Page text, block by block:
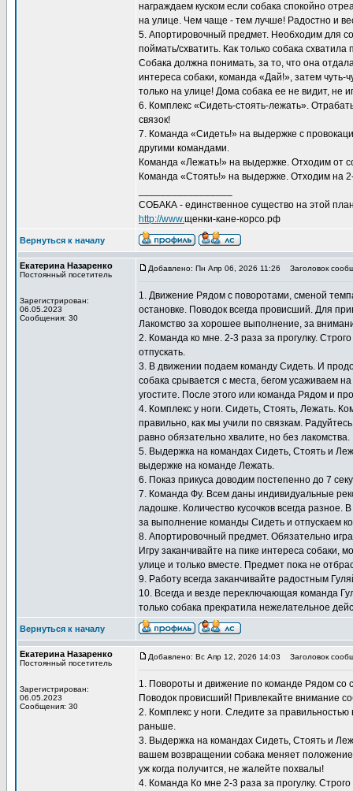
награждаем куском если собака спокойно
на улице. Чем чаще - тем лучше! Радостно и
5. Апортировочный предмет. Необходим для
поймать/схватить. Как только собака
Собака должна понимать, за то, что она
интереса собаки, команда «Дай!», затем
только на улице! Дома собака ее не видит, не
6. Комплекс «Сидеть-стоять-лежать».
связок!
7. Команда «Сидеть!» на выдержке с
другими командами.
Команда «Лежать!» на выдержке. Отходим от
Команда «Стоять!» на выдержке. Отходим на
СОБАКА - единственное существо на этой
http://www.щенки-кане-корсо.рф
Вернуться к началу
Екатерина Назаренко
Постоянный посетитель
Зарегистрирован:
06.05.2023
Сообщения: 30
Добавлено: Пн Апр 06, 2026 11:26 Заголовок
1. Движение Рядом с поворотами, сменой
остановке. Поводок всегда провисший. Для
Лакомство за хорошее выполнение, за
2. Команда ко мне. 2-3 раза за прогулку.
отпускать.
3. В движении подаем команду Сидеть. И
собака срывается с места, бегом усаживаем
угостите. После этого или команда Рядом и
4. Комплекс у ноги. Сидеть, Стоять, Лежать.
правильно, как мы учили по связкам.
равно обязательно хвалите, но без лакомства.
5. Выдержка на командах Сидеть, Стоять и
выдержке на команде Лежать.
6. Показ прикуса доводим постепенно до 7
7. Команда Фу. Всем даны индивидуальные
ладошке. Количество кусочков всегда разное.
за выполнение команды Сидеть и отпускаем
8. Апортировочный предмет. Обязательно
Игру заканчивайте на пике интереса собаки,
улице и только вместе. Предмет пока не
9. Работу всегда заканчивайте радостным
10. Всегда и везде переключающая команда
только собака прекратила нежелательное
Вернуться к началу
Екатерина Назаренко
Постоянный посетитель
Зарегистрирован:
06.05.2023
Сообщения: 30
Добавлено: Вс Апр 12, 2026 14:03 Заголовок
1. Повороты и движение по команде Рядом со
Поводок провисший! Привлекайте внимание
2. Комплекс у ноги. Следите за
раньше.
3. Выдержка на командах Сидеть, Стоять и
вашем возвращении собака меняет
уж когда получится, не жалейте похвалы!
4. Команда Ко мне 2-3 раза за прогулку.